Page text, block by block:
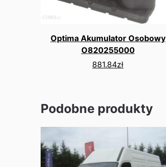
Optima Akumulator Osobowy
O820255000
881.84zł
Podobne produkty